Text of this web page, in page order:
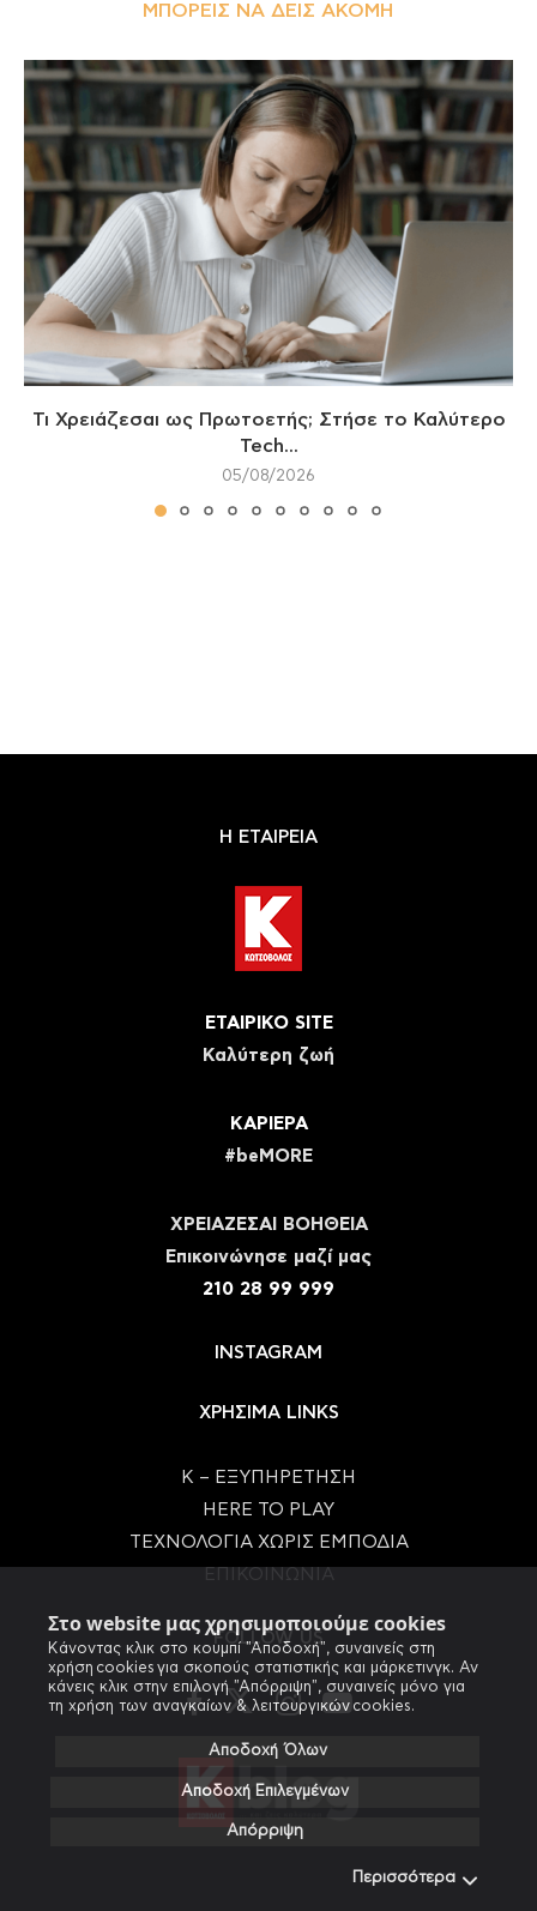
Στο website μας χρησιμοποιούμε cookies
Κάνοντας κλικ στο κουμπί "Αποδοχή", συναινείς στη
χρήση cookies για σκοπούς στατιστικής και μάρκετινγκ. Αν
κάνεις κλικ στην επιλογή "Απόρριψη", συναινείς μόνο για
τη χρήση των αναγκαίων & λειτουργικών cookies.
Αποδοχή Όλων
Αποδοχή Επιλεγμένων
Απόρριψη
Περισσότερα
ΜΠΟΡΕΊΣ ΝΑ ΔΕΙΣ ΑΚΌΜΗ
Τι Χρειάζεσαι ως Πρωτοετής; Στήσε το Καλύτερο
Tech...
05/08/2026
Η ΕΤΑΙΡΕΙΑ
ΕΤΑΙΡΙΚΟ SITE
Καλύτερη ζωή
ΚΑΡΙΕΡΑ
#beMORE
ΧΡΕΙΑΖΕΣΑΙ ΒΟΗΘΕΙΑ
Eπικοινώνησε μαζί μας
210 28 99 999
INSTAGRAM
ΧΡΗΣΙΜΑ LINKS
Κ – ΕΞΥΠΗΡΕΤΗΣΗ
HERE TO PLAY
ΤΕΧΝΟΛΟΓΙΑ ΧΩΡΙΣ ΕΜΠΟΔΙΑ
FOLLOW US